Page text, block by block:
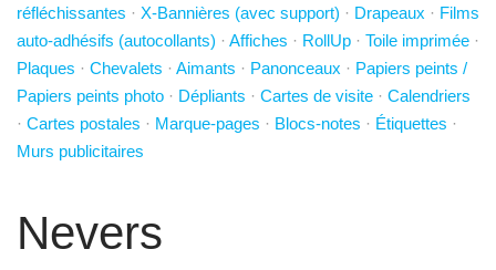
réfléchissantes · X-Bannières (avec support) · Drapeaux · Films
auto-adhésifs (autocollants) · Affiches · RollUp · Toile imprimée ·
Plaques · Chevalets · Aimants · Panonceaux · Papiers peints /
Papiers peints photo · Dépliants · Cartes de visite · Calendriers
· Cartes postales · Marque-pages · Blocs-notes · Étiquettes ·
Murs publicitaires
Nevers